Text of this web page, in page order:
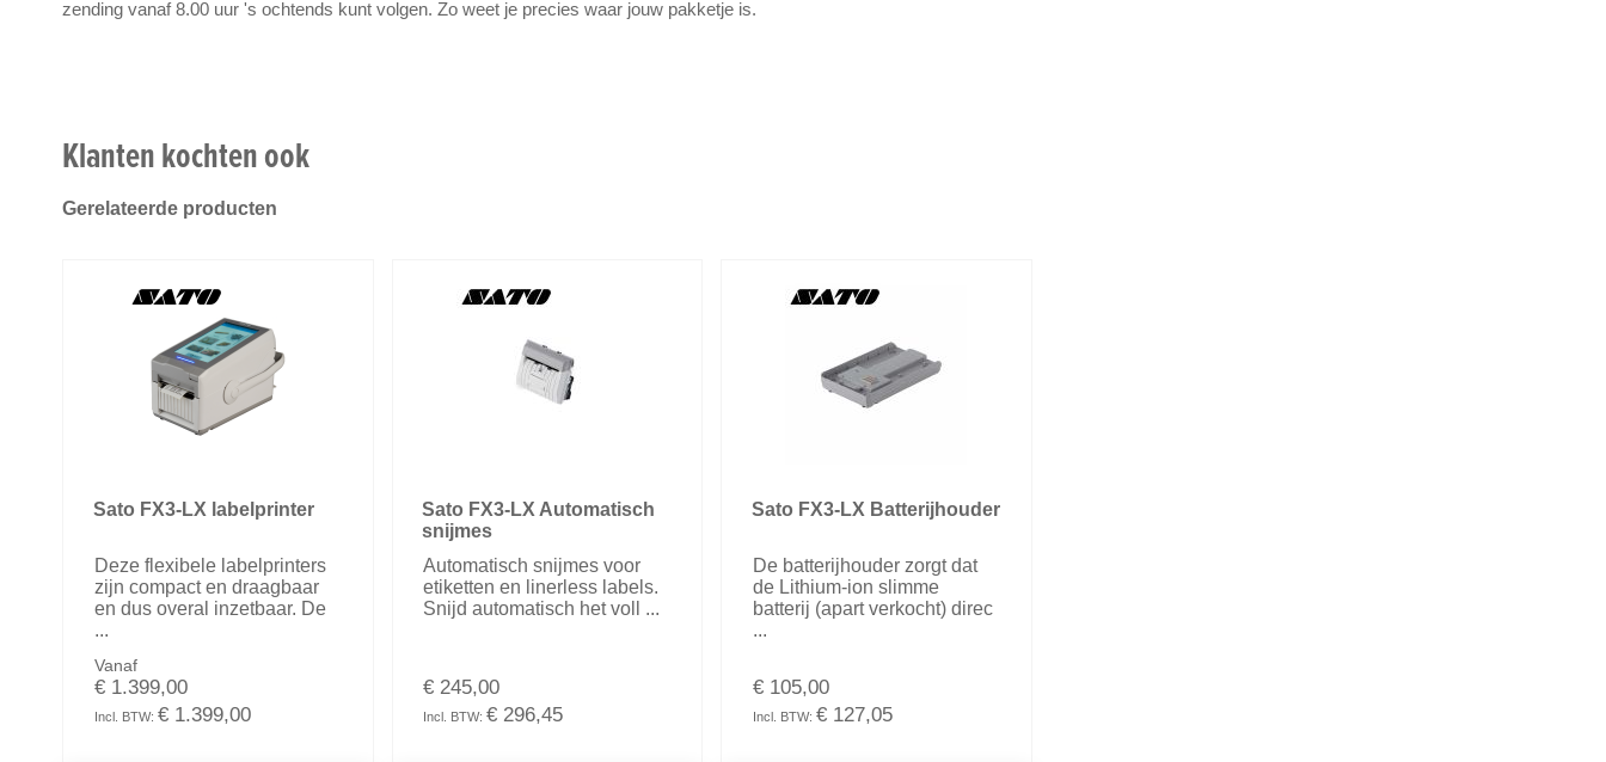
zending vanaf 8.00 uur 's ochtends kunt volgen. Zo weet je precies waar jouw pakketje is.
Klanten kochten ook
Gerelateerde producten
Sato FX3-LX labelprinter
Deze flexibele labelprinters
zijn compact en draagbaar
en dus overal inzetbaar. De
...
Vanaf
€ 1.399,00
€ 1.399,00
Sato FX3-LX Automatisch
snijmes
Automatisch snijmes voor
etiketten en linerless labels.
Snijd automatisch het voll ...
€ 245,00
€ 296,45
Sato FX3-LX Batterijhouder
De batterijhouder zorgt dat
de Lithium-ion slimme
batterij (apart verkocht) direc
...
€ 105,00
€ 127,05